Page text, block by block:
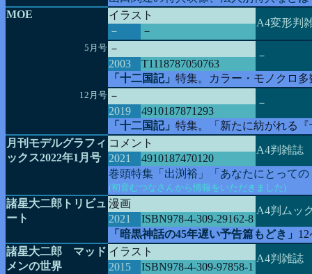
MOE
イラスト
A4変形判
－ －
5月号 －
－
2003
T1118787050763
「十二国記」 特集。カラー・モノクロ
12月号 －
－
2019
4910187871293
「十二国記」 特集。「新たに紡がれる
月刊モデルグラフィ
ックス2022年1月号
コメント
A4判雑誌
2021
4910187470120
巻頭特集「出渕裕」「あなたにとって
(初音むつなさんから情報をいただきました)
諸星大二郎トリビュ
ート
漫画
A4判ムッ
2021
ISBN978-4-309-29162-8
「暗黒神話の45年遅い予告篇もどき」
諸星大二郎 マッド
メンの世界
イラスト
A4判雑誌
2015
ISBN978-4-309-97858-1